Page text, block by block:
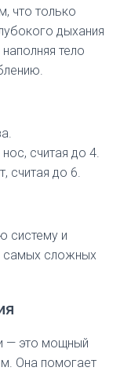
что только
дыхания
тело
считая до 4.
считая до 6.
систему и
самых сложных
— это мощный
Она помогает